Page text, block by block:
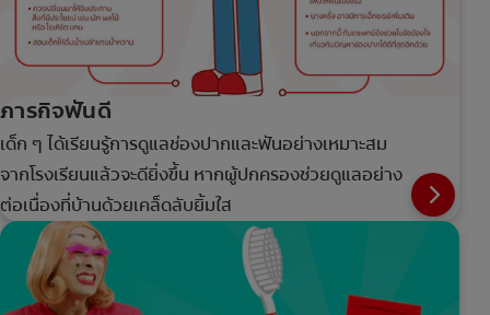
ภารกิจฟันดี
เด็ก ๆ ได้เรียนรู้การดูแลช่องปากและฟันอย่างเหมาะสม
จากโรงเรียนแล้วจะดียิ่งขึ้น หากผู้ปกครองช่วยดูแลอย่าง
ต่อเนื่องที่บ้านด้วยเคล็ดลับยิ้มใส